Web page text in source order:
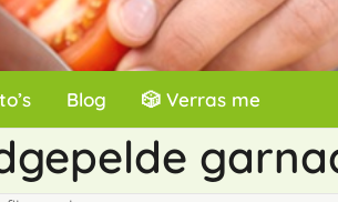
Blog 🎲 Verras me